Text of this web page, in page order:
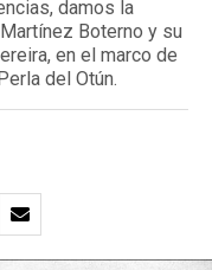
damos la
Boterno y su
en el marco de
del Otún.